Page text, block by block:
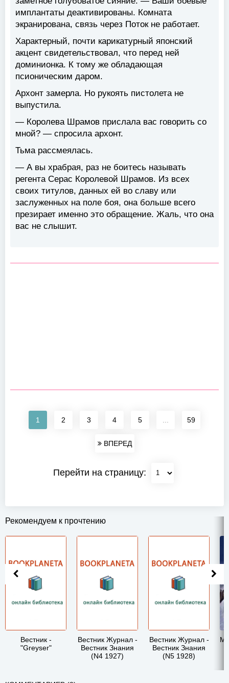
имплантаты деактивированы. Комната
экранирована, связь через Поток не работает.
Характерный, почти карикатурный японский
акцент свидетельствовал, что перед ней
доминионка. К тому же обладающая
псионическим даром.
Архонт замерла. Но рукоять пистолета не
выпустила.
— Королева Шрамов прислала вас говорить со
мной? — спросила архонт.
Тьма рассмеялась.
— А вы храбрая, раз не боитесь называть
регента Серас Королевой Шрамов. Из всех
своих титулов, данных ей во славу или
заслуженных на поле боя, она больше всего
презирает именно это обращение. Жаль, что она
вас не слышит.
1 2 3 4 5 59
ВПЕРЕД
Перейти на страницу:
Рекомендуем к прочтению
Вестник -
"Greyser"
Вестник Журнал -
Вестник Знания
(N4 1927)
Вестник Журнал -
Вестник Знания
(N5 1928)